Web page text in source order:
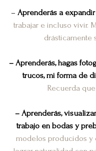
– Aprenderás aexpandir
trabajar e incluso vivir.
drásticamente
– Aprenderás, hagas
trucos,mi forma de
Recuerda
– Aprenderás,
trabajo en bodas y
modelos producidos y